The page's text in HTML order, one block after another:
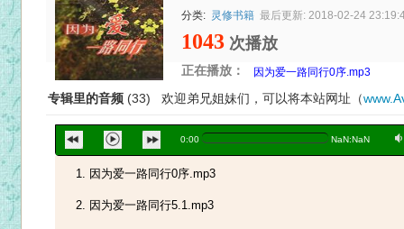
分类: 灵修书籍 最后更新: 2018-02-24
1043 次播放
正在播放：
专辑里的音频 (33) 欢迎弟兄姐妹们，可以将本站网址（
0:00 NaN:NaN a
因为爱一路同行0序.mp3
因为爱一路同行0序.mp3
因为爱一路同行5.1.mp3